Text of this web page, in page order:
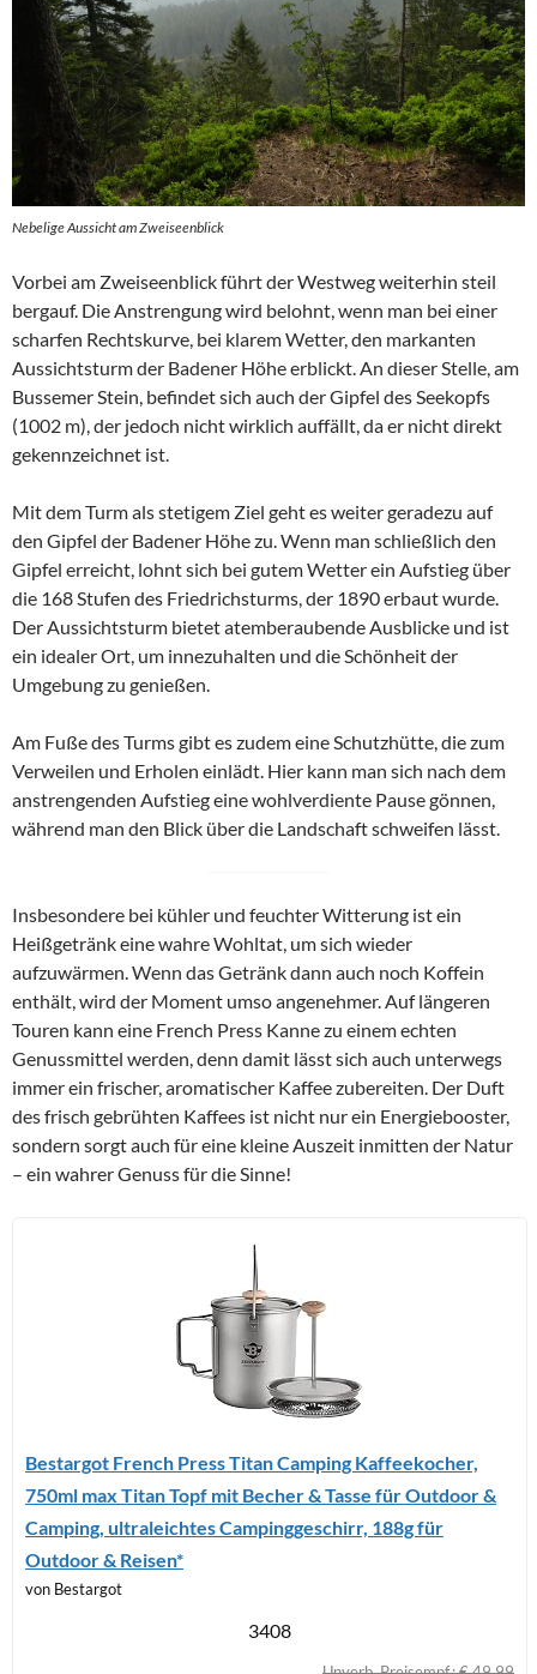
Nebelige Aussicht am Zweiseenblick
Vorbei am Zweiseenblick führt der Westweg weiterhin steil
bergauf. Die Anstrengung wird belohnt, wenn man bei einer
scharfen Rechtskurve, bei klarem Wetter, den markanten
Aussichtsturm der Badener Höhe erblickt. An dieser Stelle, am
Bussemer Stein, befindet sich auch der Gipfel des Seekopfs
(1002 m), der jedoch nicht wirklich auffällt, da er nicht direkt
gekennzeichnet ist.
Mit dem Turm als stetigem Ziel geht es weiter geradezu auf
den Gipfel der Badener Höhe zu. Wenn man schließlich den
Gipfel erreicht, lohnt sich bei gutem Wetter ein Aufstieg über
die 168 Stufen des Friedrichsturms, der 1890 erbaut wurde.
Der Aussichtsturm bietet atemberaubende Ausblicke und ist
ein idealer Ort, um innezuhalten und die Schönheit der
Umgebung zu genießen.
Am Fuße des Turms gibt es zudem eine Schutzhütte, die zum
Verweilen und Erholen einlädt. Hier kann man sich nach dem
anstrengenden Aufstieg eine wohlverdiente Pause gönnen,
während man den Blick über die Landschaft schweifen lässt.
Insbesondere bei kühler und feuchter Witterung ist ein
Heißgetränk eine wahre Wohltat, um sich wieder
aufzuwärmen. Wenn das Getränk dann auch noch Koffein
enthält, wird der Moment umso angenehmer. Auf längeren
Touren kann eine French Press Kanne zu einem echten
Genussmittel werden, denn damit lässt sich auch unterwegs
immer ein frischer, aromatischer Kaffee zubereiten. Der Duft
des frisch gebrühten Kaffees ist nicht nur ein Energiebooster,
sondern sorgt auch für eine kleine Auszeit inmitten der Natur
– ein wahrer Genuss für die Sinne!
Bestargot French Press Titan Camping Kaffeekocher,
750ml max Titan Topf mit Becher & Tasse für Outdoor &
Camping, ultraleichtes Campinggeschirr, 188g für
Outdoor & Reisen*
von Bestargot
3408